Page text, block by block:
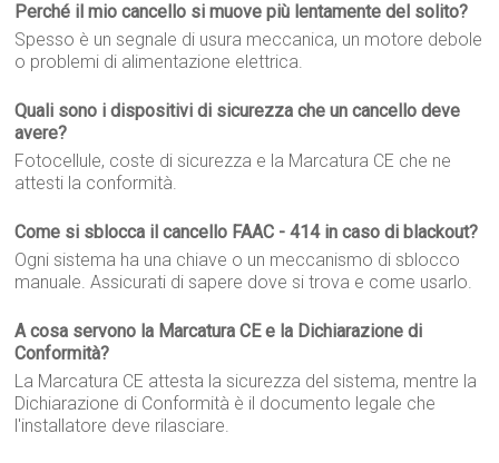
Perché il mio cancello si muove più lentamente del solito?
Spesso è un segnale di usura meccanica, un motore debole
o problemi di alimentazione elettrica.
Quali sono i dispositivi di sicurezza che un cancello deve
avere?
Fotocellule, coste di sicurezza e la Marcatura CE che ne
attesti la conformità.
Come si sblocca il cancello FAAC - 414 in caso di blackout?
Ogni sistema ha una chiave o un meccanismo di sblocco
manuale. Assicurati di sapere dove si trova e come usarlo.
A cosa servono la Marcatura CE e la Dichiarazione di
Conformità?
La Marcatura CE attesta la sicurezza del sistema, mentre la
Dichiarazione di Conformità è il documento legale che
l'installatore deve rilasciare.